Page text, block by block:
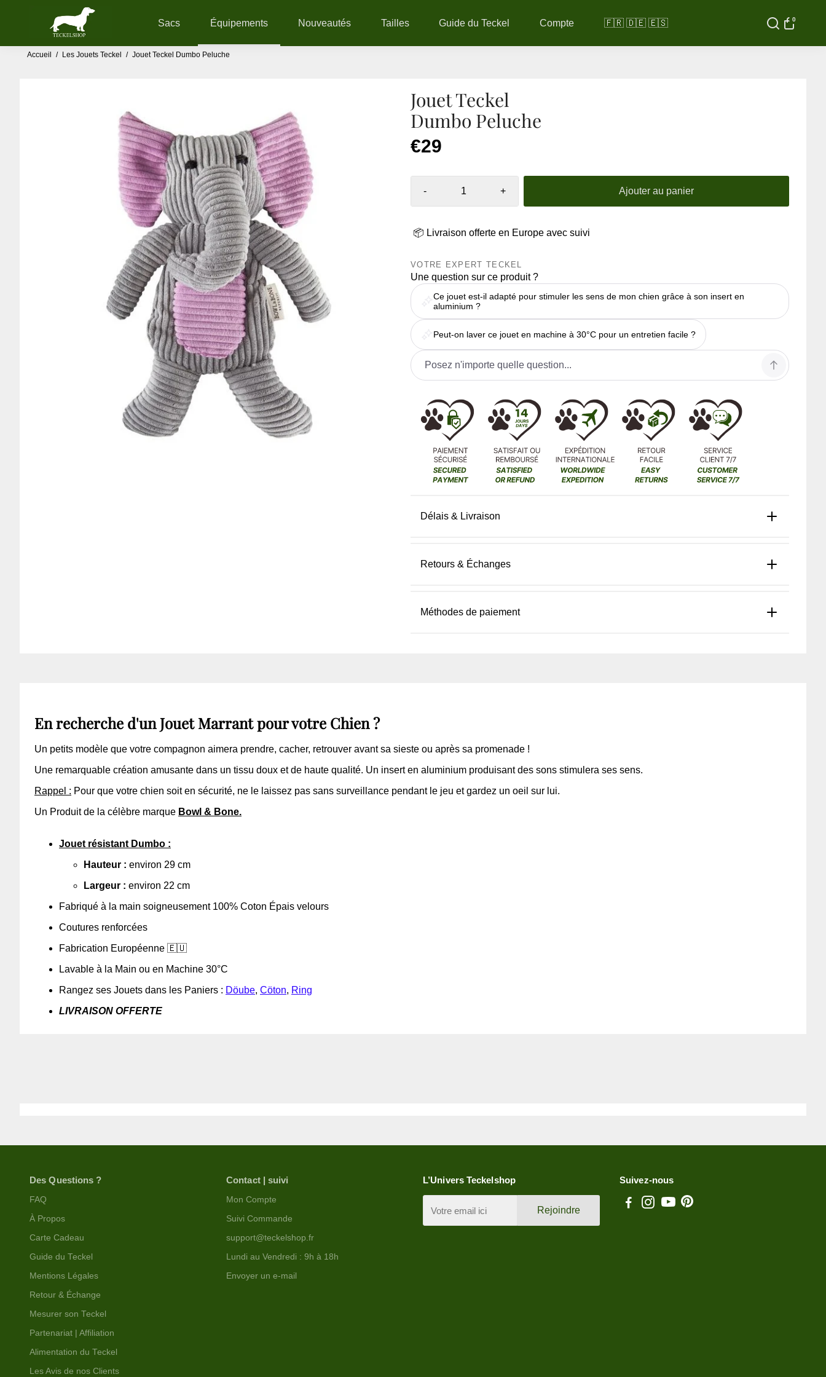
Sacs Équipements Nouveautés Tailles Guide du Teckel Compte 🇫🇷 🇩🇪 🇪🇸 0
Accueil / Les Jouets Teckel / Jouet Teckel Dumbo Peluche
Jouet Teckel
Dumbo Peluche
€29
- + Ajouter au panier
📦 Livraison offerte en Europe avec suivi
VOTRE EXPERT TECKEL
Une question sur ce produit ?
Ce jouet est-il adapté pour stimuler les sens de mon chien grâce à son insert en
aluminium ?
Peut-on laver ce jouet en machine à 30°C pour un entretien facile ?
Délais & Livraison
Retours & Échanges
Méthodes de paiement
En recherche d'un Jouet Marrant pour votre Chien ?
Un petits modèle que votre compagnon aimera prendre, cacher, retrouver avant sa sieste ou après sa promenade !
Une remarquable création amusante dans un tissu doux et de haute qualité. Un insert en aluminium produisant des sons stimulera ses sens.
Rappel : Pour que votre chien soit en sécurité, ne le laissez pas sans surveillance pendant le jeu et gardez un oeil sur lui.
Un Produit de la célèbre marque Bowl & Bone.
Jouet résistant Dumbo :
Hauteur : environ 29 cm
Largeur : environ 22 cm
Fabriqué à la main soigneusement 100% Coton Épais velours
Coutures renforcées
Fabrication Européenne 🇪🇺
Lavable à la Main ou en Machine 30°C
Rangez ses Jouets dans les Paniers : Döube, Cöton, Ring
LIVRAISON OFFERTE
Des Questions ?
FAQ
À Propos
Carte Cadeau
Guide du Teckel
Mentions Légales
Retour & Échange
Mesurer son Teckel
Partenariat | Affiliation
Alimentation du Teckel
Les Avis de nos Clients
Contact | suivi
Mon Compte
Suivi Commande
support@teckelshop.fr
Lundi au Vendredi : 9h à 18h
Envoyer un e-mail
L’Univers Teckelshop
Rejoindre
Suivez-nous